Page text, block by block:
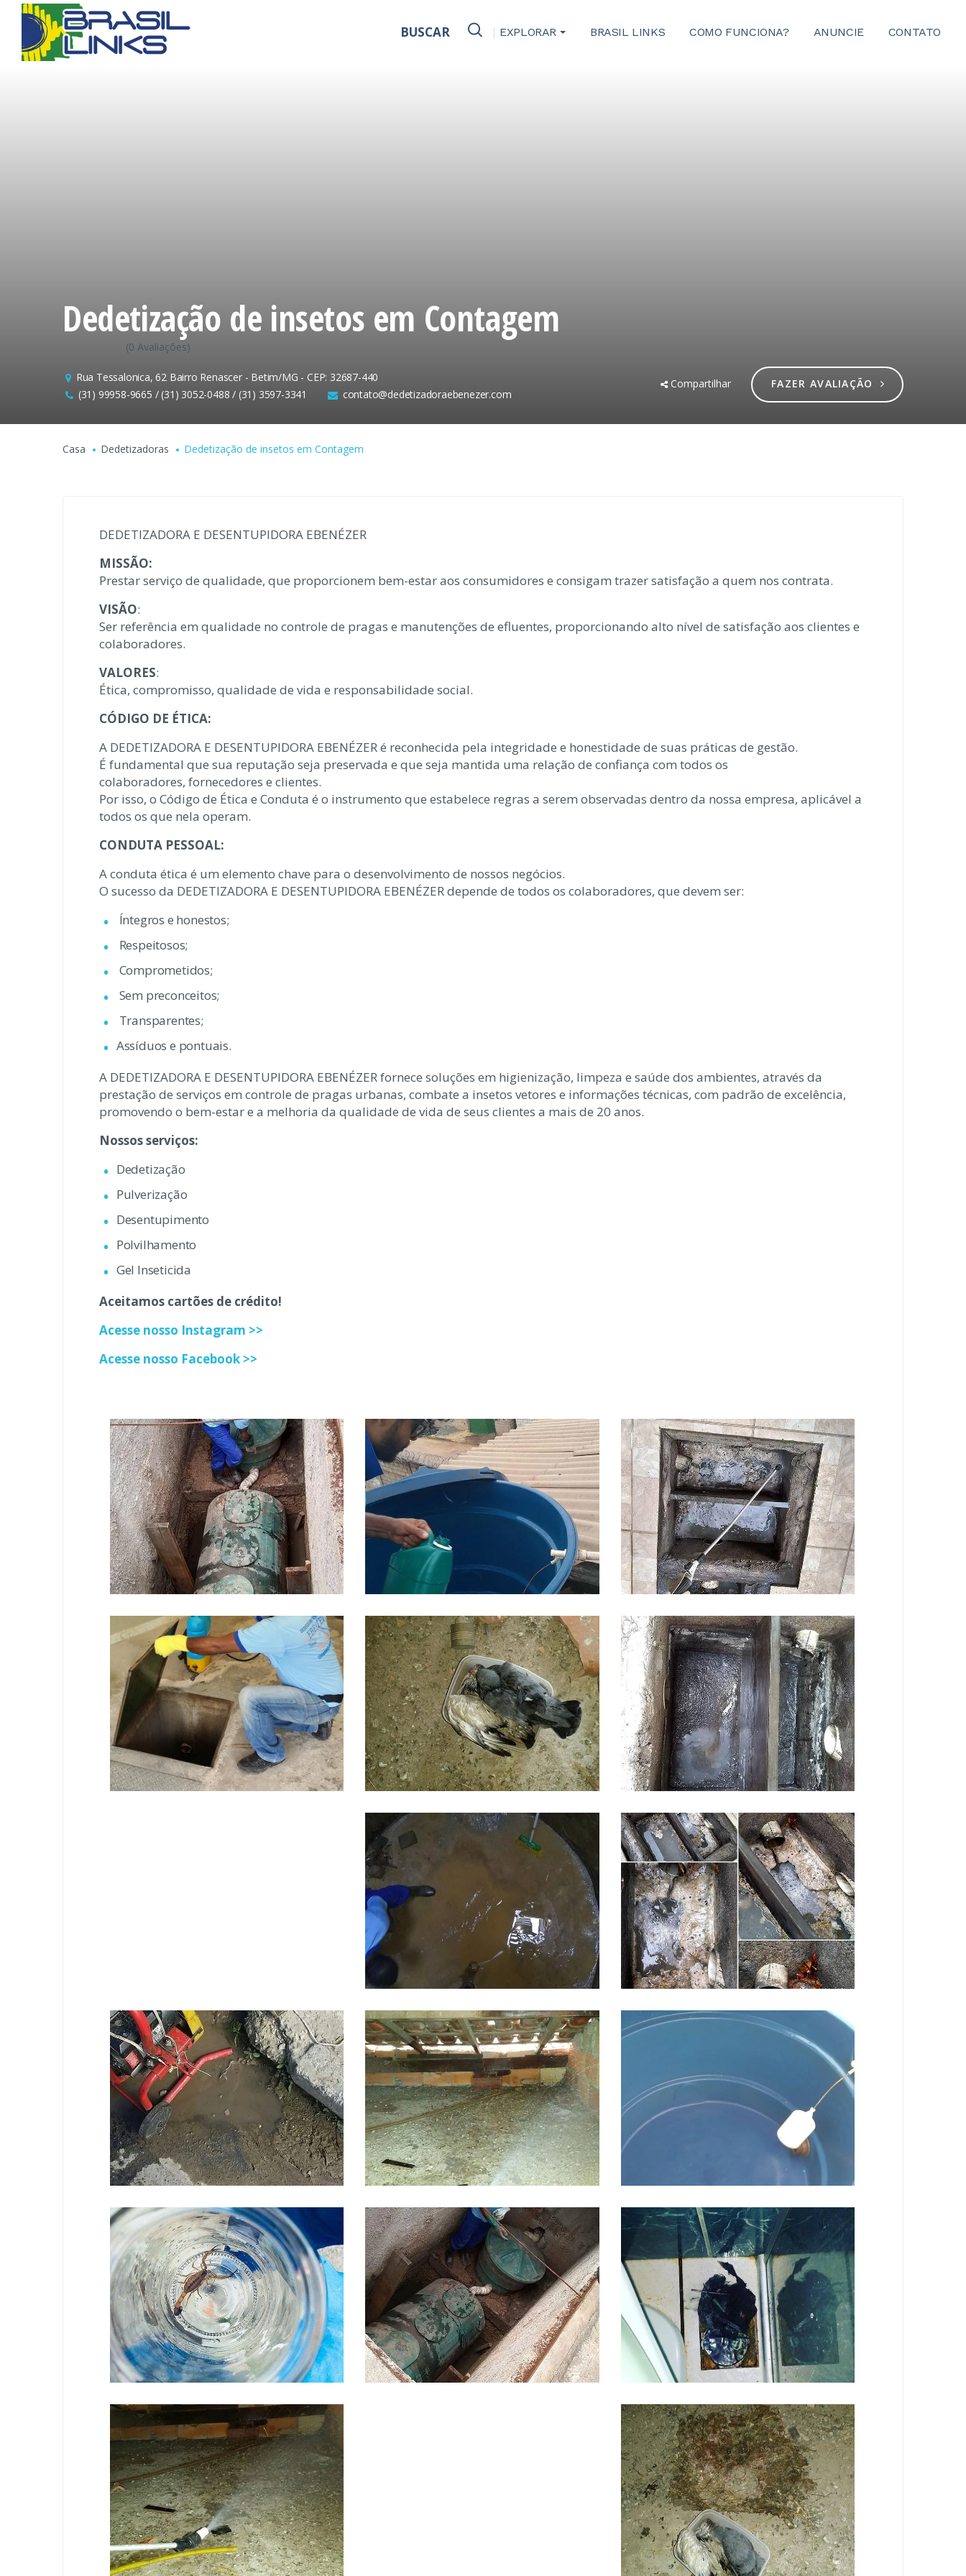
BUSCAR EXPLORAR BRASIL LINKS COMO FUNCIONA? ANUNCIE CONTATO
Dedetização de insetos em Contagem
(0 Avaliações)
Rua Tessalonica, 62 Bairro Renascer - Betim/MG - CEP: 32687-440
(31) 99958-9665 / (31) 3052-0488 / (31) 3597-3341
contato@dedetizadoraebenezer.com
Compartilhar FAZER AVALIAÇÃO
Casa Dedetizadoras Dedetização de insetos em Contagem
DEDETIZADORA E DESENTUPIDORA EBENÉZER
MISSÃO:
Prestar serviço de qualidade, que proporcionem bem-estar aos consumidores e consigam trazersatisfação a quem nos contrata.
VISÃO:
Ser referência em qualidade no controle de pragas e manutenções de efluentes, proporcionando alto nível de satisfação aos clientes e
colaboradores.
VALORES:
Ética, compromisso, qualidade de vida e responsabilidade social.
CÓDIGO DE ÉTICA:
A DEDETIZADORA E DESENTUPIDORA EBENÉZER é reconhecida pela integridade e honestidade de suas práticas de gestão.
É fundamental que sua reputação seja preservada e que seja mantida uma relação de confiança com todos os
colaboradores, fornecedores e clientes.
Por isso, o Código de Ética e Conduta é o instrumento que estabelece regras a serem observadas dentro da nossa empresa, aplicável a
todos os que nela operam.
CONDUTA PESSOAL:
A conduta ética é um elemento chave para o desenvolvimento de nossos negócios.
O sucesso da DEDETIZADORA E DESENTUPIDORA EBENÉZER depende de todos os colaboradores, que devem ser:
Íntegros e honestos;
Respeitosos;
Comprometidos;
Sem preconceitos;
Transparentes;
Assíduos e pontuais.
A DEDETIZADORA E DESENTUPIDORA EBENÉZER fornece soluções em higienização, limpeza e saúde dos ambientes, através da
prestação de serviços em controle de pragas urbanas, combate a insetos vetores e informações técnicas, com padrão de excelência,
promovendo o bem-estar e a melhoria da qualidade de vida de seus clientes a mais de 20 anos.
Nossos serviços:
Dedetização
Pulverização
Desentupimento
Polvilhamento
Gel Inseticida
Aceitamos cartões de crédito!
Acesse nosso Instagram >>
Acesse nosso Facebook >>